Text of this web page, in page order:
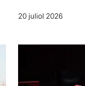
20 juliol 2026